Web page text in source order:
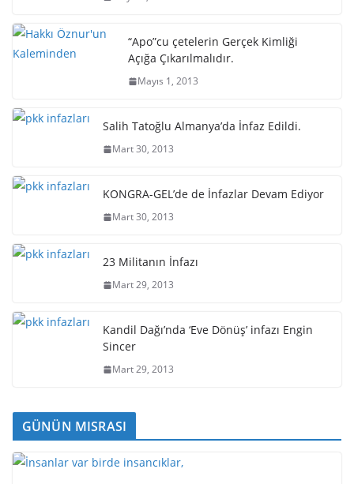
“Apo”cu çetelerin Gerçek Kimliği
Açığa Çıkarılmalıdır.
Mayıs 1, 2013
Salih Tatoğlu Almanya’da İnfaz Edildi.
Mart 30, 2013
KONGRA-GEL’de de İnfazlar Devam Ediyor
Mart 30, 2013
23 Militanın İnfazı
Mart 29, 2013
Kandil Dağı’nda ‘Eve Dönüş’ infazı Engin
Sincer
Mart 29, 2013
GÜNÜN MISRASI